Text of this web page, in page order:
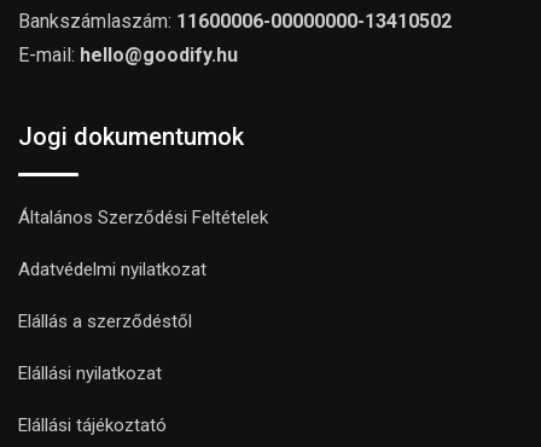
Bankszámlaszám: 11600006-00000000-13410502
E-mail: hello@goodify.hu
Jogi dokumentumok
Általános Szerződési Feltételek
Adatvédelmi nyilatkozat
Elállás a szerződéstől
Elállási nyilatkozat
Elállási tájékoztató